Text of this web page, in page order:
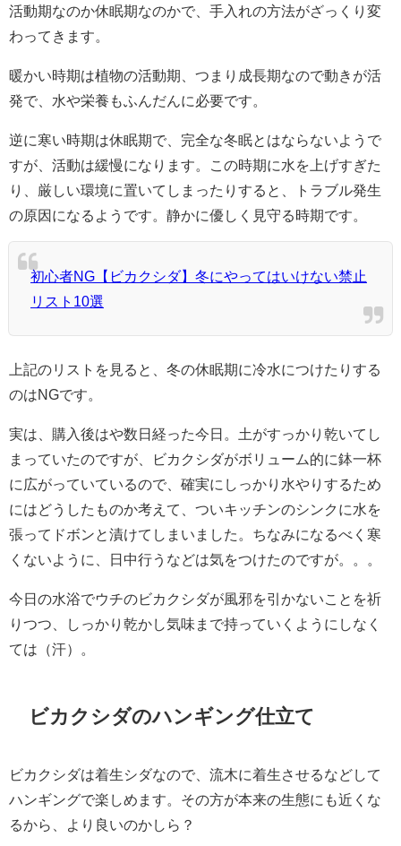
活動期なのか休眠期なのかで、手入れの方法がざっくり変
わってきます。
暖かい時期は植物の活動期、つまり成長期なので動きが活
発で、水や栄養もふんだんに必要です。
逆に寒い時期は休眠期で、完全な冬眠とはならないようで
すが、活動は緩慢になります。この時期に水を上げすぎた
り、厳しい環境に置いてしまったりすると、トラブル発生
の原因になるようです。静かに優しく見守る時期です。
初心者NG【ビカクシダ】冬にやってはいけない禁止
リスト10選
上記のリストを見ると、冬の休眠期に冷水につけたりする
のはNGです。
実は、購入後はや数日経った今日。土がすっかり乾いてし
まっていたのですが、ビカクシダがボリューム的に鉢一杯
に広がっていているので、確実にしっかり水やりするため
にはどうしたものか考えて、ついキッチンのシンクに水を
張ってドボンと漬けてしまいました。ちなみになるべく寒
くないように、日中行うなどは気をつけたのですが。。。
今日の水浴でウチのビカクシダが風邪を引かないことを祈
りつつ、しっかり乾かし気味まで持っていくようにしなく
ては（汗）。
ビカクシダのハンギング仕立て
ビカクシダは着生シダなので、流木に着生させるなどして
ハンギングで楽しめます。その方が本来の生態にも近くな
るから、より良いのかしら？